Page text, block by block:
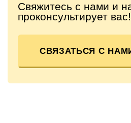
Свяжитесь с нами и
проконсультирует вас!
СВЯЗАТЬСЯ С